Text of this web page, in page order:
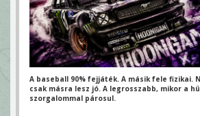
A baseball 90% fejjáték. A másik fele fizikai.
csak másra lesz jó. A legrosszabb, mikor a
szorgalommal párosul.